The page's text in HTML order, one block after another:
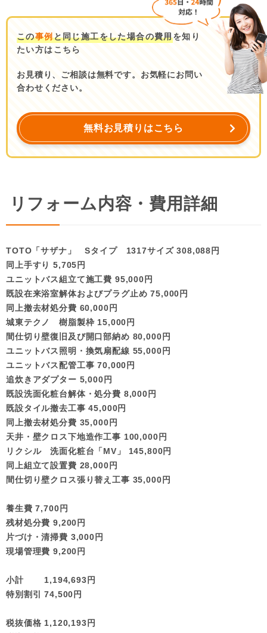
この事例と同じ施工をした場合の費用を知り
たい方はこちら
お見積り、ご相談は無料です。お気軽にお問い
合わせください。
無料お見積りはこちら
リフォーム内容・費用詳細
TOTO「サザナ」 Sタイプ 1317サイズ 308,088円
同上手すり 5,705円
ユニットバス組立て施工費 95,000円
既設在来浴室解体およびプラグ止め 75,000円
同上撤去材処分費 60,000円
城東テクノ 樹脂製枠 15,000円
間仕切り壁復旧及び開口部納め 80,000円
ユニットバス照明・換気扇配線 55,000円
ユニットバス配管工事 70,000円
追炊きアダプター 5,000円
既設洗面化粧台解体・処分費 8,000円
既設タイル撤去工事 45,000円
同上撤去材処分費 35,000円
天井・壁クロス下地造作工事 100,000円
リクシル 洗面化粧台「MV」 145,800円
同上組立て設置費 28,000円
間仕切り壁クロス張り替え工事 35,000円
養生費 7,700円
残材処分費 9,200円
片づけ・清掃費 3,000円
現場管理費 9,200円
小計 1,194,693円
特別割引 74,500円
税抜価格 1,120,193円